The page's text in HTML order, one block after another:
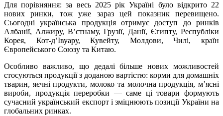
Для порівняння: за весь 2025 рік Україні було відкрито 22
нових ринки, тож уже зараз цей показник перевищено.
Сьогодні українська продукція отримує доступ до ринків
Албанії, Алжиру, В’єтнаму, Грузії, Данії, Єгипту, Республіки
Корея, Кот-д’Івуару, Кувейту, Молдови, Чилі, країн
Європейського Союзу та Китаю.
Особливо важливо, що дедалі більше нових можливостей
стосуються продукції з доданою вартістю: корми для домашніх
тварин, яєчні продукти, молоко та молочна продукція, м’ясні
вироби, продукція переробки — саме ці товари формують
сучасний український експорт і зміцнюють позиції України на
глобальних ринках.